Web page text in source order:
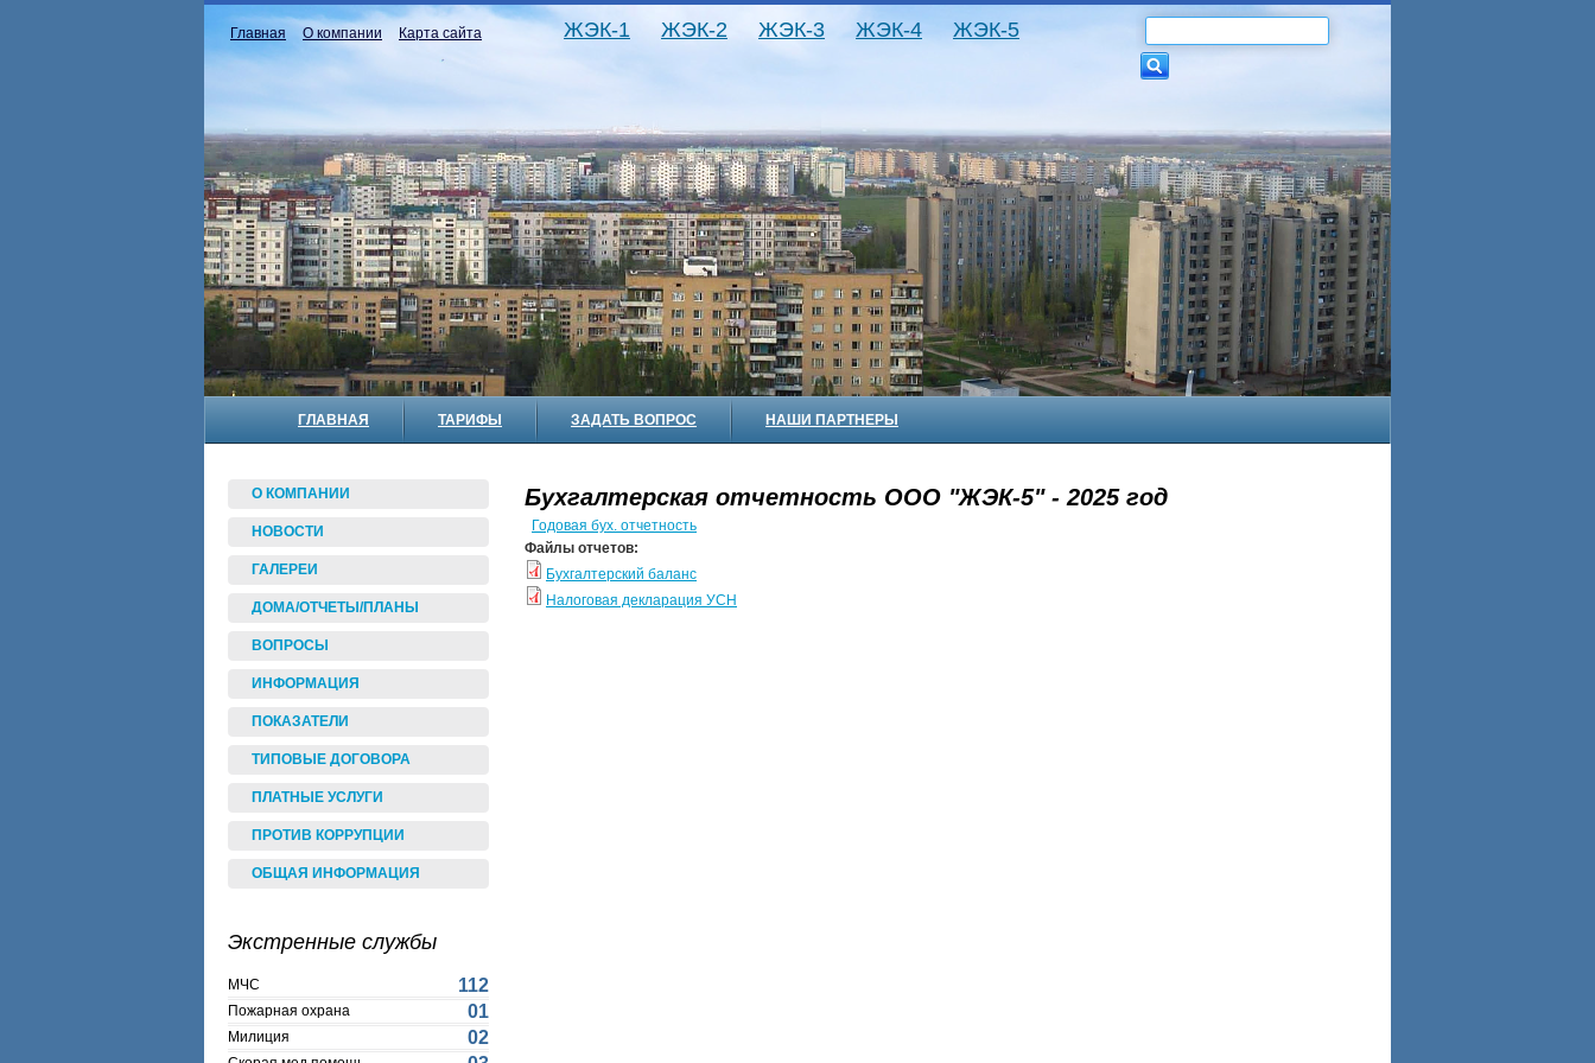
Главная О компании Карта сайта ЖЭК-1 ЖЭК-2 ЖЭК-3 ЖЭК-4 ЖЭК-5
ГЛАВНАЯ ТАРИФЫ ЗАДАТЬ ВОПРОС НАШИ ПАРТНЕРЫ
О КОМПАНИИ
НОВОСТИ
ГАЛЕРЕИ
ДОМА/ОТЧЕТЫ/ПЛАНЫ
ВОПРОСЫ
ИНФОРМАЦИЯ
ПОКАЗАТЕЛИ
ТИПОВЫЕ ДОГОВОРА
ПЛАТНЫЕ УСЛУГИ
ПРОТИВ КОРРУПЦИИ
ОБЩАЯ ИНФОРМАЦИЯ
Экстренные службы
МЧС 112
Пожарная охрана 01
Милиция 02
Бухгалтерская отчетность ООО "ЖЭК-5" - 2025 год
Годовая бух. отчетность
Файлы отчетов:
Бухгалтерский баланс
Налоговая декларация УСН